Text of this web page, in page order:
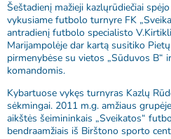
Šeštadienį mažieji kazlųrūdiečiai
vykusiame futbolo turnyre FK
antradienį futbolo specialisto
Marijampolėje dar kartą susitiko
pirmenybėse su vietos „Sūduvos B“
komandomis.
Kybartuose vykęs turnyras Kazlų
sėkmingai. 2011 m.g. amžiaus
aikštės šeimininkais „Sveikatos“
bendraamžiais iš Birštono sporto